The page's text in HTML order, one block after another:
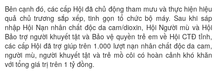
Bên cạnh đó, các cấp Hội đã chủ động tham mưu và thực hiện hiệu
quả chủ trương sắp xếp, tinh gọn tổ chức bộ máy. Sau khi sáp
nhập Hội Nạn nhân chất độc da cam/dioxin, Hội Người mù và Hội
Bảo trợ người khuyết tật và Bảo vệ quyền trẻ em về Hội CTĐ tỉnh,
các cấp Hội đã trợ giúp trên 1.000 lượt nạn nhân chất độc da cam,
người mù, người khuyết tật và trẻ mồ côi có hoàn cảnh khó khăn
với tổng giá trị trên 1 tỷ đồng.